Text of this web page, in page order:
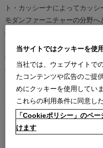
ト・カッシーナによってカッ
モダンファーニチャーの分野
の最も重要な美術館にコレクシ
イン性は高い評価を得ていま
のは、高水準のテクノロジーと
の見事な融合であり、また、永
頼、それを保ちながらも革新
と研究、著名な建築家やデザ
ナは、時代を越えて人々を魅了
す。
当サイトではクッキーを使
当社では、ウェブサイトで
たコンテンツや広告のご提
めにクッキーを使用してい
これらの利用条件に同意し
「Cookieポリシー」のペ
けます